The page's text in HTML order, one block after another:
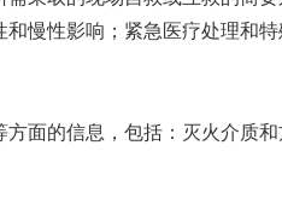
慢性影响；紧急医疗处理和
面的信息，包括：灭火介质